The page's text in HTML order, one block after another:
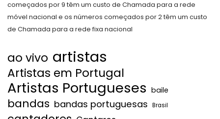
começados por 9 têm um custo de Chamada para a rede
móvel nacional e os números começados por 2 têm um custo
de Chamada para a rede fixa nacional
ao vivo artistas
Artistas em Portugal
Artistas Portugueses baile
bandas bandas portuguesas Brasil